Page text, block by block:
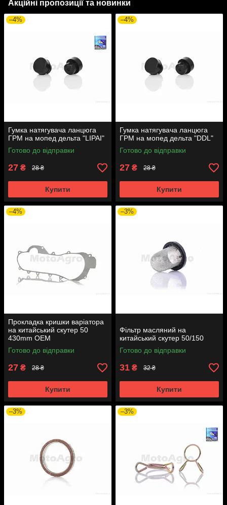
Акційні пропозиції та новинки
–4%
Гумка натягувача ланцюга
ГРМ на мопед дельта "LIPAI"
Готово до відправки
27 ₴ 28 ₴
Купити
–4%
Гумка натягувача ланцюга
ГРМ на мопед дельта "DDL"
Готово до відправки
27 ₴ 28 ₴
Купити
–4%
Прокладка кришки варіатора
на китайський скутер 50
430mm OEM
Готово до відправки
27 ₴ 28 ₴
Купити
–3%
Фільтр масляний на
китайський скутер 50/150
Готово до відправки
31 ₴ 32 ₴
Купити
–3% –3%